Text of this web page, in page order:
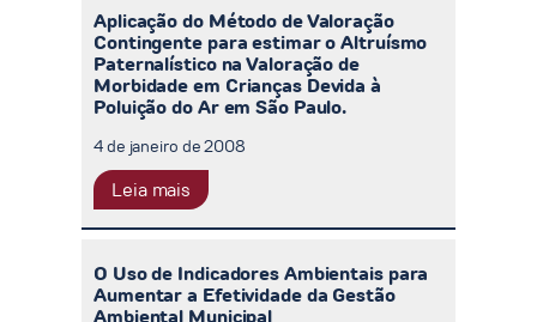
Aplicação do Método de Valoração
Contingente para estimar o Altruísmo
Paternalístico na Valoração de
Morbidade em Crianças Devida à
Poluição do Ar em São Paulo.
4 de janeiro de 2008
Leia mais
O Uso de Indicadores Ambientais para
Aumentar a Efetividade da Gestão